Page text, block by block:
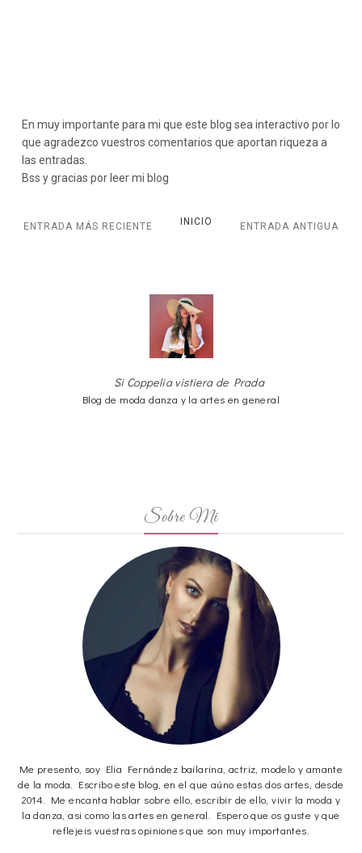
En muy importante para mi que este blog sea interactivo por lo
que agradezco vuestros comentarios que aportan riqueza a
las entradas.
Bss y gracias por leer mi blog
ENTRADA MÁS RECIENTE ENTRADA ANTIGUA
INICIO
Si Coppelia vistiera de Prada
Blog de moda danza y la artes en general
Sobre Mi
Me presento, soy Elia Fernández bailarina, actriz, modelo y amante
de la moda. Escribo este blog, en el que aúno estas dos artes, desde
2014. Me encanta hablar sobre ello, escribir de ello, vivir la moda y
la danza, asi como las artes en general. Espero que os guste y que
reflejeis vuestras opiniones que son muy importantes.